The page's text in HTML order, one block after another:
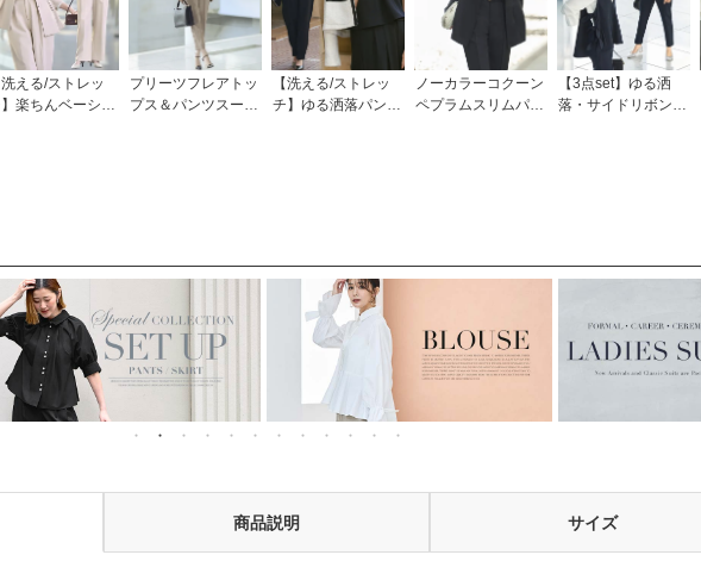
える/ストレッ
楽ちんベーシッ
プリーツフレアトッ
プス＆パンツスーツ
【洗える/ストレッ
チ】ゆる洒落パンツ
ノーカラーコクーン
ペプラムスリムパン
などお呼ばれ対応
【3点set】ゆる洒
落・サイドリボンジ
応
商品説明 サイズ